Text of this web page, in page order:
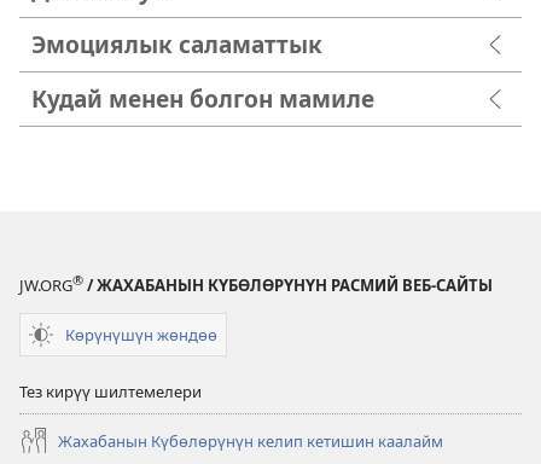
Эмоциялык саламаттык
Кудай менен болгон мамиле
JW.ORG® / ЖАХАБАНЫН КҮБӨЛӨРҮНҮН РАСМИЙ ВЕБ-САЙТЫ
Көрүнүшүн жөндөө
Тез кирүү шилтемелери
Жахабанын Күбөлөрүнүн келип кетишин каалайм